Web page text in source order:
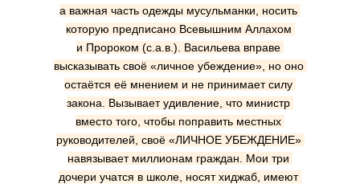
а важная часть одежды мусульманки, носить
которую предписано Всевышним Аллахом
и Пророком (с.а.в.). Васильева вправе
высказывать своё «личное убеждение», но оно
остаётся её мнением и не принимает силу
закона. Вызывает удивление, что министр
вместо того, чтобы поправить местных
руководителей, своё «ЛИЧНОЕ УБЕЖДЕНИЕ»
навязывает миллионам граждан. Мои три
дочери учатся в школе, носят хиджаб, имеют